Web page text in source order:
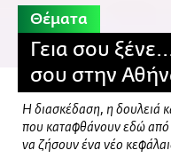
Θέματα
Γεια σου
σου στην
Η διασκέδαση, η δουλειά
που καταφθάνουν εδώ από
να ζήσουν ένα νέο